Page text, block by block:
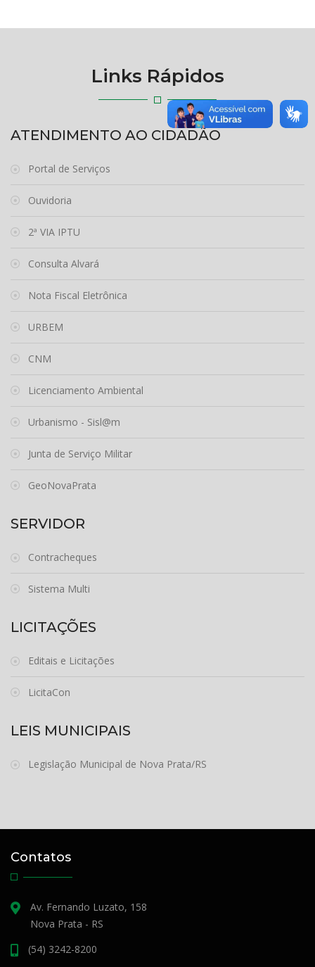
Links Rápidos
ATENDIMENTO AO CIDADÃO
Portal de Serviços
Ouvidoria
2ª VIA IPTU
Consulta Alvará
Nota Fiscal Eletrônica
URBEM
CNM
Licenciamento Ambiental
Urbanismo - Sisl@m
Junta de Serviço Militar
GeoNovaPrata
SERVIDOR
Contracheques
Sistema Multi
LICITAÇÕES
Editais e Licitações
LicitaCon
LEIS MUNICIPAIS
Legislação Municipal de Nova Prata/RS
Contatos
Av. Fernando Luzato, 158
Nova Prata - RS
(54) 3242-8200